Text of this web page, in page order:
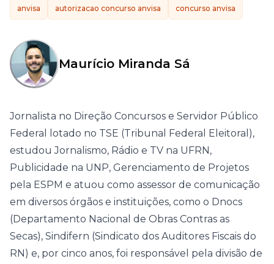
anvisa autorizacao concurso anvisa concurso anvisa
Maurício Miranda Sá
Jornalista no Direção Concursos e Servidor Público
Federal lotado no TSE (Tribunal Federal Eleitoral),
estudou Jornalismo, Rádio e TV na UFRN,
Publicidade na UNP, Gerenciamento de Projetos
pela ESPM e atuou como assessor de comunicação
em diversos órgãos e instituições, como o Dnocs
(Departamento Nacional de Obras Contras as
Secas), Sindifern (Sindicato dos Auditores Fiscais do
RN) e, por cinco anos, foi responsável pela divisão de